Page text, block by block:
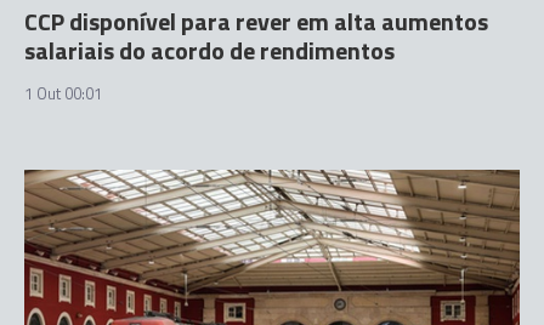
CCP disponível para rever em alta aumentos
salariais do acordo de rendimentos
1 Out 00:01